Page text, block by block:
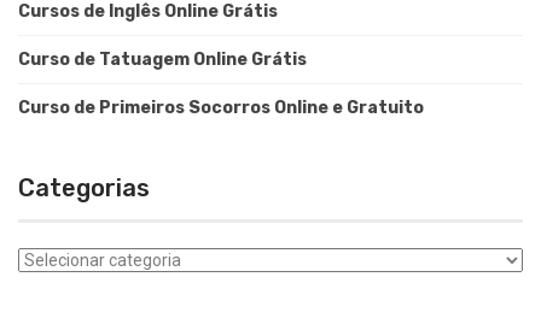
Cursos de Inglês Online Grátis
Curso de Tatuagem Online Grátis
Curso de Primeiros Socorros Online e Gratuito
Categorias
Categorias